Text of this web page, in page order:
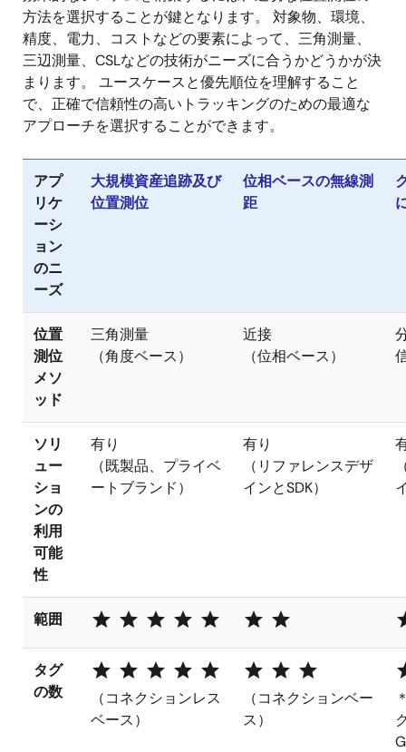
方法を選択することが鍵となります。 対象物、環境、
精度、電力、コストなどの要素によって、三角測量、
三辺測量、CSLなどの技術がニーズに合うかどうかが決
まります。 ユースケースと優先順位を理解すること
で、正確で信頼性の高いトラッキングのための最適な
アプローチを選択することができます。
アプ
リケ
ーシ
ョン
のニ
ーズ
大規模資産追跡及び
位置測位
位相ベースの無線測
距
位置
測位
メソ
ッド
三角測量
（角度ベース）
近接
（位相ベース）
ソリ
ュー
ショ
ンの
利用
可能
性
有り
（既製品、プライベ
ートブランド）
有り
（リファレンスデザ
インとSDK）
範囲 star star star star star star star
タグ
の数
star star star star star
（コネクションレス
ベース）
star star star
（コネクションベー
ス）